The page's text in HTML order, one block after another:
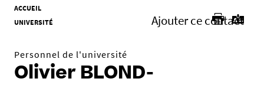
V
o
s
ê
t
ACCUEIL
UNIVERSITÉ
Ajouter ce contact
Personnel de l'université
Olivier BLOND-